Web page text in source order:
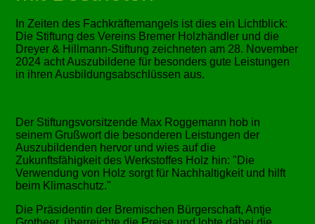
In Zeiten des Fachkräftemangels ist dies ein Lichtblick:
Die Stiftung des Vereins Bremer Holzhändler und die
Dreyer & Hillmann-Stiftung zeichneten am 28. November
2024 acht Auszubildene für besonders gute Leistungen
in ihren Ausbildungsabschlüssen aus.
Der Stiftungsvorsitzende Max Roggemann hob in
seinem Grußwort die besonderen Leistungen der
Auszubildenden hervor und wies auf die
Zukunftsfähigkeit des Werkstoffes Holz hin: Die
Verwendung von Holz sorgt für Nachhaltigkeit und hilft
beim Klimaschutz.
Die Präsidentin der Bremischen Bürgerschaft, Antje